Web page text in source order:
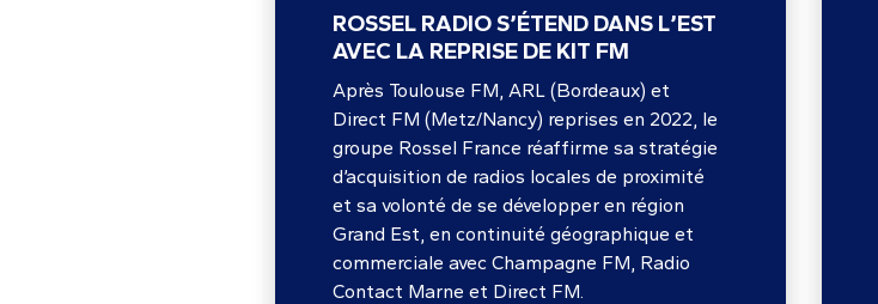
ROSSEL RADIO S’ÉTEND DANS L’EST
AVEC LA REPRISE DE KIT FM
Après Toulouse FM, ARL (Bordeaux) et
Direct FM (Metz/Nancy) reprises en 2022, le
groupe Rossel France réaffirme sa stratégie
d’acquisition de radios locales de proximité
et sa volonté de se développer en région
Grand Est, en continuité géographique et
commerciale avec Champagne FM, Radio
Contact Marne et Direct FM.